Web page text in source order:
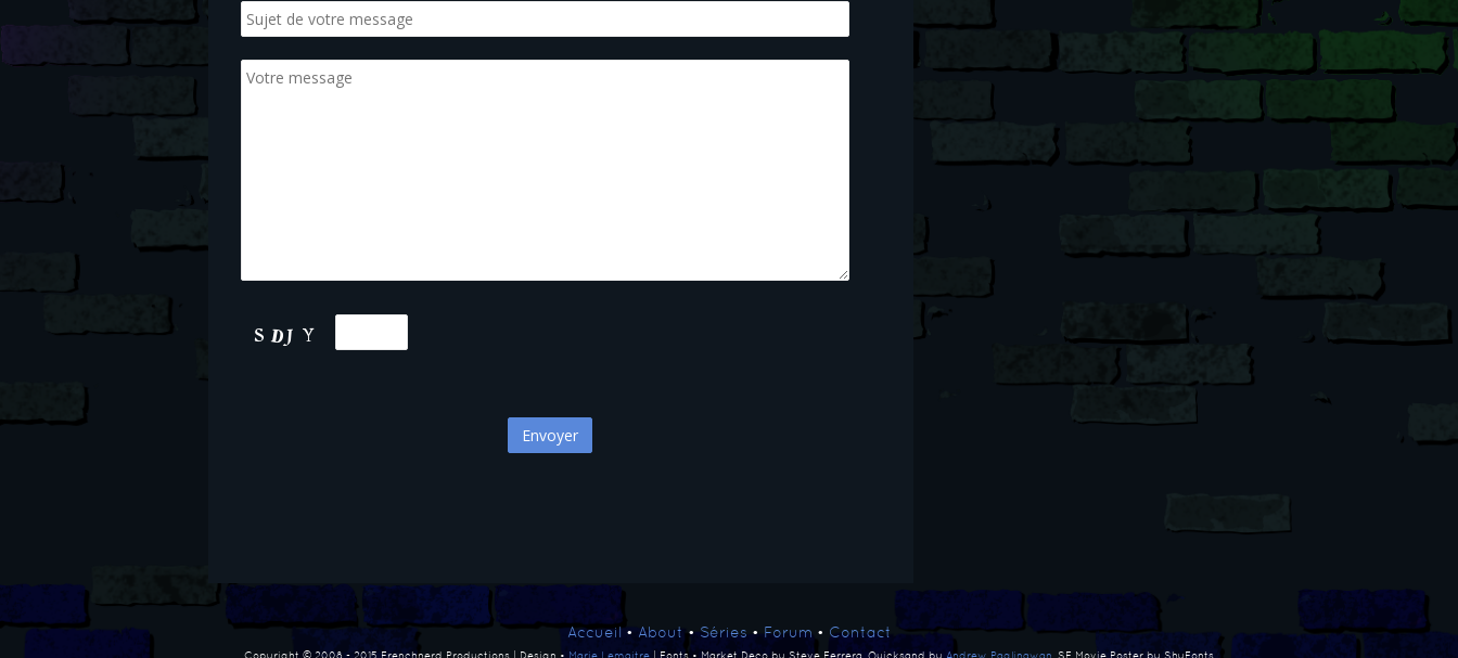
Accueil• About • Séries • Forum • Contact
Copyright © 2008 - 2015 Frenchnerd Productions | Design • Marie Lemaitre | Fonts • Market Deco by Steve Ferrera, Quicksand by Andrew Paglinawan , SF Movie Poster by ShyFonts